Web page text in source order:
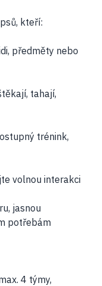
kteří:
předměty nebo
tahají,
trénink,
volnou interakci
jasnou
potřebám
4 týmy,